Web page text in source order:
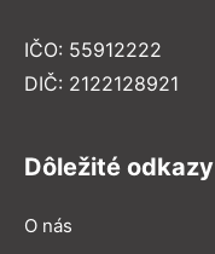
IČO: 55912222
DIČ: 2122128921
Dôležité odkazy
O nás